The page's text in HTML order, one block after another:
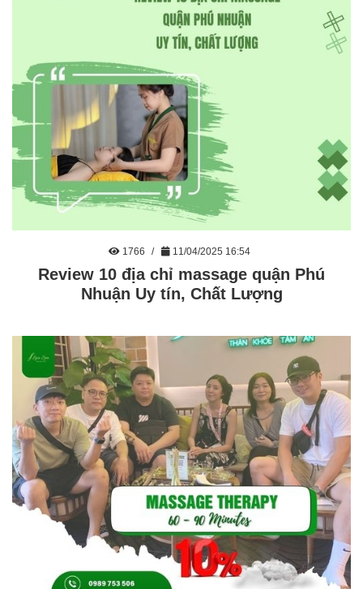
1766 11/04/2025 16:54
Review 10 địa chỉ massage quận Phú
Nhuận Uy tín, Chất Lượng